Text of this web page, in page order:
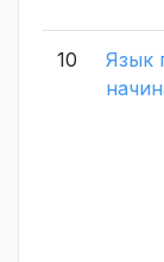
10
Язык